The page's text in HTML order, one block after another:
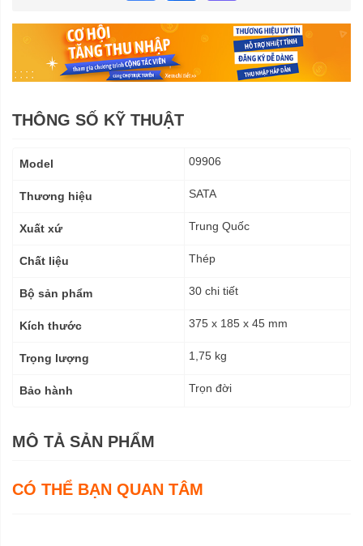
THÔNG SỐ KỸ THUẬT
kỹ
Model 09906
Thương hiệu SATA
Xuất xứ Trung Quốc
Chất liệu Thép
Bộ sản phẩm 30 chi tiết
Kích thước 375 x 185 x 45 mm
Trọng lượng 1,75 kg
Bảo hành Trọn đời
MÔ TẢ SẢN PHẨM
CÓ THỂ BẠN QUAN TÂM